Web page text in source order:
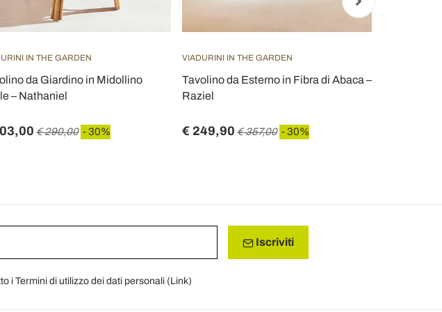
IN THE GARDEN
da Giardino in Midollino
– Nathaniel
€ 290,00 - 30%
VIADURINI IN THE GARDEN
Tavolino da Esterno in Fibra di Abaca –
Raziel
€ 249,90 € 357,00 - 30%
Iscriviti
i Termini di utilizzo dei dati personali (Link)